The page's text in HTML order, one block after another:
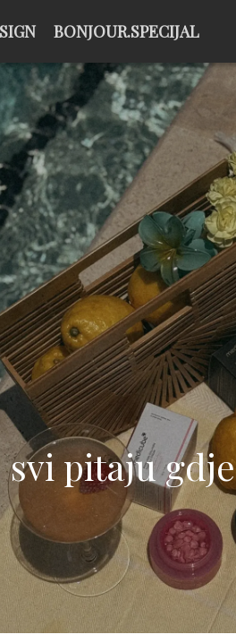
BONJOUR.SPECIJAL
svi pitaju gdje